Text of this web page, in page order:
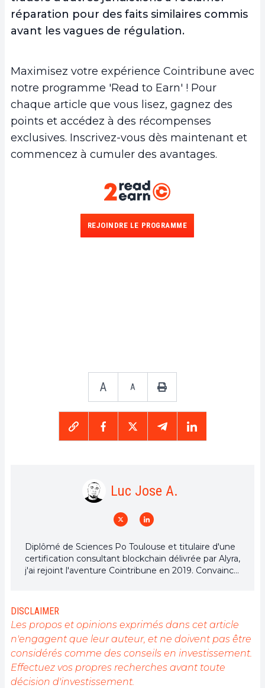
réparation pour des faits similaires commis
avant les vagues de régulation.
Maximisez votre expérience Cointribune avec
notre programme 'Read to Earn' ! Pour
chaque article que vous lisez, gagnez des
points et accédez à des récompenses
exclusives. Inscrivez-vous dès maintenant et
commencez à cumuler des avantages.
REJOINDRE LE PROGRAMME
A A
Luc Jose A.
Diplômé de Sciences Po Toulouse et titulaire d'une
certification consultant blockchain délivrée par Alyra,
j'ai rejoint l'aventure Cointribune en 2019. Convaincu
l'engagement de sensibiliser et d'informer le grand
public sur cet écosystème en constante évolution.
Mon objectif est de permettre à chacun de mieux
comprendre la blockchain et de saisir les
opportunités qu'elle offre. Je m'efforce chaque jour
de fournir une analyse objective de l'actualité, de
décrypter les tendances du marché, de relayer les
DISCLAIMER
Les propos et opinions exprimés dans cet article
n'engagent que leur auteur, et ne doivent pas être
considérés comme des conseils en investissement.
Effectuez vos propres recherches avant toute
décision d'investissement.